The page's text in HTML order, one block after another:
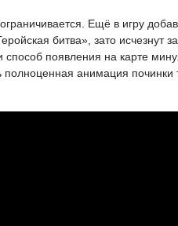
Ещё в игру
битва», зато
появления на карте
анимация починки